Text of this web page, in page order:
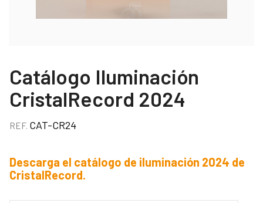
Catálogo Iluminación
CristalRecord 2024
REF. CAT-CR24
Descarga el catálogo de iluminación 2024 de
CristalRecord.